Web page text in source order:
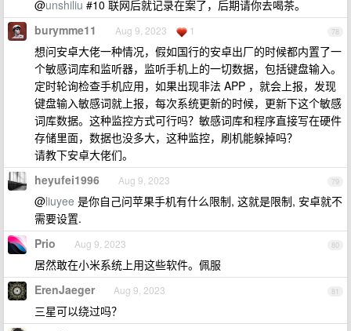
@unshiliu #10 联网后就记录在案了，后期请你去喝茶。
78
burymme11 Aug 9, 2023 1
想问安卓大佬一种情况，假如国行的安卓出厂的时候都内置了一
个敏感词库和监听器，监听手机上的一切数据，包括键盘输入。
定时轮询检查手机应用，如果出现非法 APP ，就会上报，发现
键盘输入敏感词就上报，每次系统更新的时候，更新下这个敏感
词库数据。这种监控方式可行吗？敏感词库和程序直接写在硬件
存储里面，数据也没多大，这种监控，刷机能躲掉吗？
请教下安卓大佬们。
79
heyufei1996 Aug 9, 2023
@liuyee 是你自己问苹果手机有什么限制, 这就是限制, 安卓就不
需要设置.
80
Prio Aug 9, 2023
居然敢在小米系统上用这些软件。佩服
81
ErenJaeger Aug 9, 2023
三星可以绕过吗？